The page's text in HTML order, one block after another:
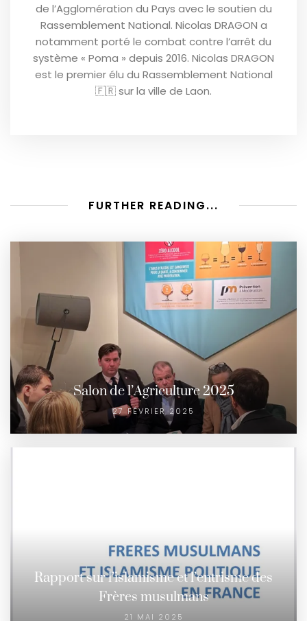
de l’Agglomération du Pays avec le soutien du
Rassemblement National. Nicolas DRAGON a
notamment porté le combat contre l’arrêt du
système « Poma » depuis 2016. Nicolas DRAGON
est le premier élu du Rassemblement National
🇫🇷 sur la ville de Laon.
FURTHER READING...
Salon de l’Agriculture 2025
27 FÉVRIER 2025
Rapport sur l’islamisme et l’entrisme des
Frères musulmans
21 MAI 2025